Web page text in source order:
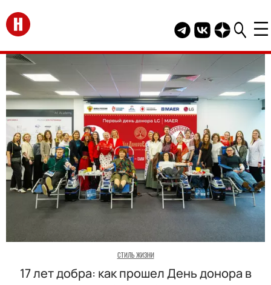
Перейти на главную
Telegram канал
Группа HELLO
Канал
СТИЛЬ ЖИЗНИ
17 лет добра: как прошел День донора в